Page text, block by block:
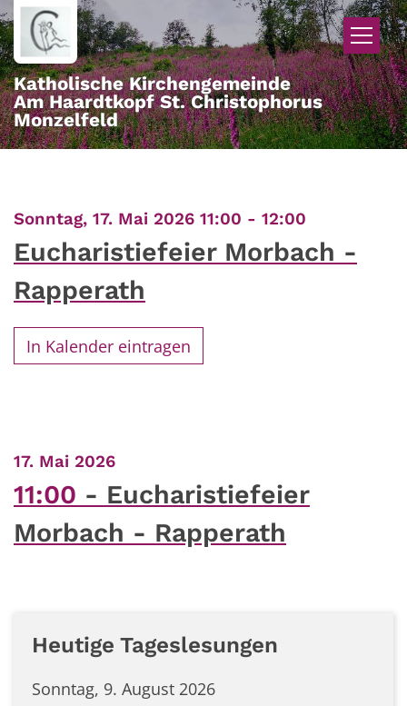
Zum Inhalt springen
Katholische Kirchengemeinde
Am Haardtkopf St. Christophorus
Monzelfeld
Sonntag, 17. Mai 2026 11:00 - 12:00
Eucharistiefeier Morbach -
Rapperath
In Kalender eintragen
17. Mai 2026:
11:00
Eucharistiefeier
Morbach - Rapperath
Heutige Tageslesungen
Sonntag, 9. August 2026